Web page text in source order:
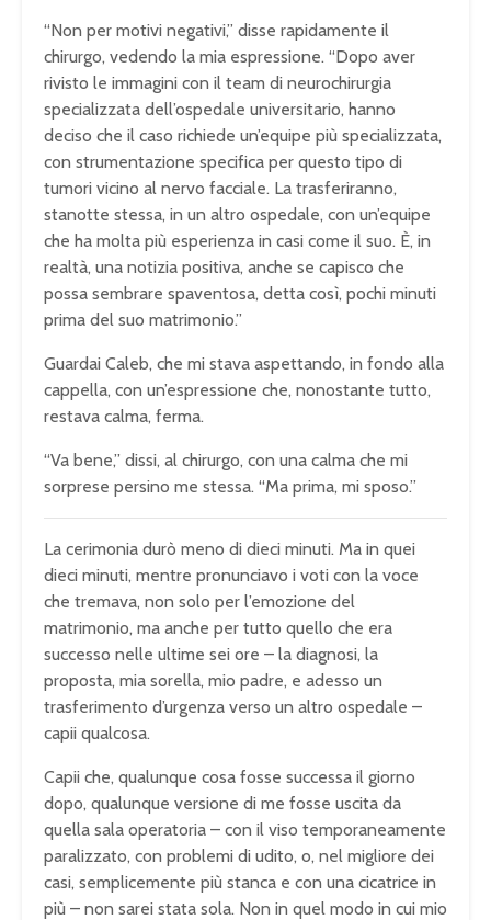
“Non per motivi negativi,” disse rapidamente il
chirurgo, vedendo la mia espressione. “Dopo aver
rivisto le immagini con il team di neurochirurgia
specializzata dell’ospedale universitario, hanno
deciso che il caso richiede un’equipe più specializzata,
con strumentazione specifica per questo tipo di
tumori vicino al nervo facciale. La trasferiranno,
stanotte stessa, in un altro ospedale, con un’equipe
che ha molta più esperienza in casi come il suo. È, in
realtà, una notizia positiva, anche se capisco che
possa sembrare spaventosa, detta così, pochi minuti
prima del suo matrimonio.”
Guardai Caleb, che mi stava aspettando, in fondo alla
cappella, con un’espressione che, nonostante tutto,
restava calma, ferma.
“Va bene,” dissi, al chirurgo, con una calma che mi
sorprese persino me stessa. “Ma prima, mi sposo.”
La cerimonia durò meno di dieci minuti. Ma in quei
dieci minuti, mentre pronunciavo i voti con la voce
che tremava, non solo per l’emozione del
matrimonio, ma anche per tutto quello che era
successo nelle ultime sei ore – la diagnosi, la
proposta, mia sorella, mio padre, e adesso un
trasferimento d’urgenza verso un altro ospedale –
capii qualcosa.
Capii che, qualunque cosa fosse successa il giorno
dopo, qualunque versione di me fosse uscita da
quella sala operatoria – con il viso temporaneamente
paralizzato, con problemi di udito, o, nel migliore dei
casi, semplicemente più stanca e con una cicatrice in
più – non sarei stata sola. Non in quel modo in cui mio